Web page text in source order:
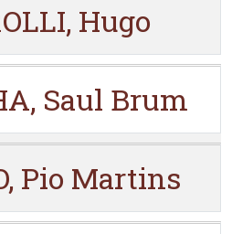
Hugo
Saul Brum
Pio Martins